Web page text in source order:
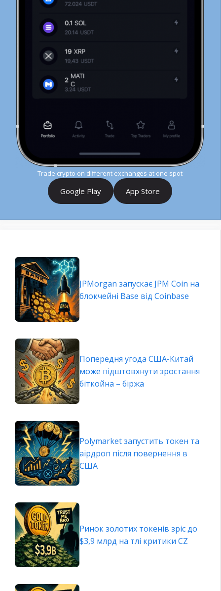
Trade crypto on different exchanges at one spot
Google Play App Store
JPMorgan запускає JPM Coin на
блокчейні Base від Coinbase
Попередня угода США-Китай
може підштовхнути зростання
біткойна – біржа
Polymarket запустить токен та
аірдроп після повернення в
США
Ринок золотих токенів зріс до
$3,9 млрд на тлі критики CZ